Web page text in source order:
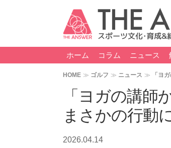
ホーム コラム ニュース
HOME ゴルフ ニュース 「ヨ
「ヨガの講
まさかの行動
2026.04.14